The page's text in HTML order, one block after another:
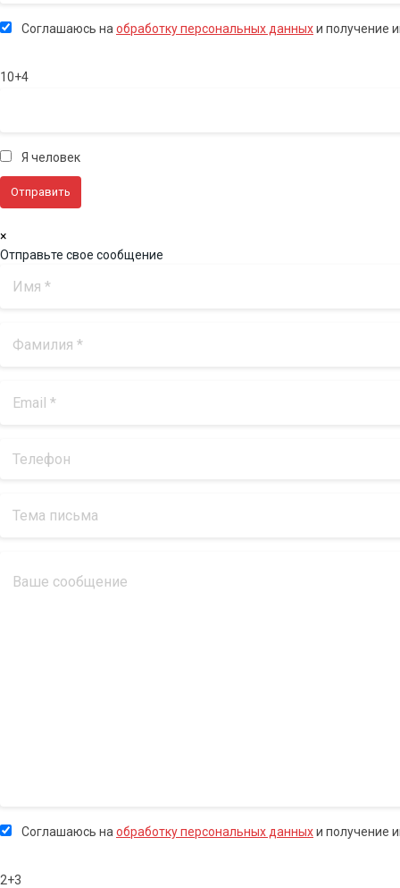
Соглашаюсь наобработку персональных данныхи получение
10+4
Я человек
×
Отправьте свое сообщение
Соглашаюсь на обработку персональных данныхи получение
2+3